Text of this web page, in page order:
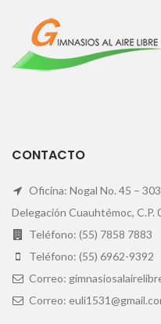
CONTACTO
Oficina: Nogal No. 45 –
Delegación Cuauhtémoc, C.P.
Teléfono: (55) 7858 7883
Teléfono: (55) 6962-9392
Correo:
Correo: